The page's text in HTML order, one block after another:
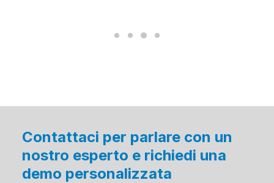
Contattaci per parlare con un
nostro esperto e richiedi una
demo personalizzata